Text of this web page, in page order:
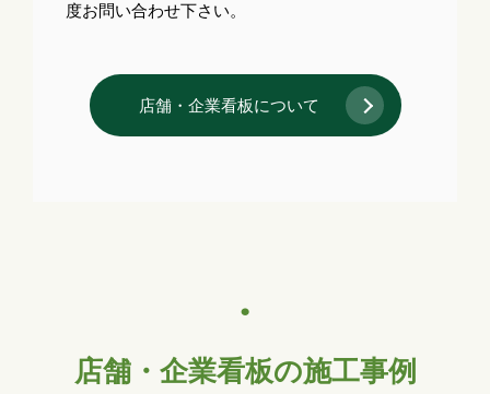
度お問い合わせ下さい。
店舗・企業看板について
店舗・企業看板の施工事例